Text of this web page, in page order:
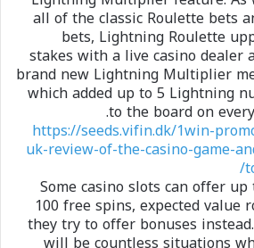
all of the classic Roulette bets
bets, Lightning Roulette
stakes with a live casino dealer
brand new Lightning Multiplier
which added up to 5 Lightning
to the board on
https://seeds.vifin.dk/1win-
uk-review-of-the-casino-game-
Some casino slots can offer
100 free spins, expected value
they try to offer bonuses